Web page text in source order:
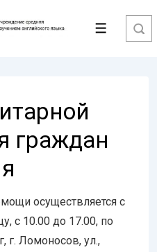
Меню
граждан
осуществляется с
с 10.00 до 17.00, по
г. Ломоносов, ул.,